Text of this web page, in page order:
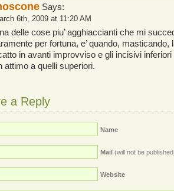
Says:
6th, 2009 at 11:20 AM
delle cose piu’ agghiaccianti che mi
per fortuna, e’ quando, masticando,
in avanti improvviso e gli incisivi
attimo a quelli superiori.
a Reply
Name
Mail (will not be
Website